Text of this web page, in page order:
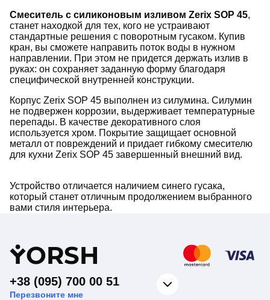
Смеситель с силиконовым изливом Zerix SOP 45,
станет находкой для тех, кого не устраивают
стандартные решения с поворотным гусаком. Купив
кран, вы сможете направить поток воды в нужном
направлении. При этом не придется держать излив в
руках: он сохраняет заданную форму благодаря
специфической внутренней конструкции.
Корпус Zerix SOP 45 выполнен из силумина. Силумин
не подвержен коррозии, выдерживает температурные
перепады. В качестве декоративного слоя
используется хром. Покрытие защищает основной
металл от повреждений и придает гибкому смесителю
для кухни Zerix SOP 45 завершенный внешний вид.
Устройство отличается наличием синего гусака,
который станет отличным продолжением выбранного
вами стиля интерьера.
YORSH
+38 (095) 700 00 51
Перезвоните мне